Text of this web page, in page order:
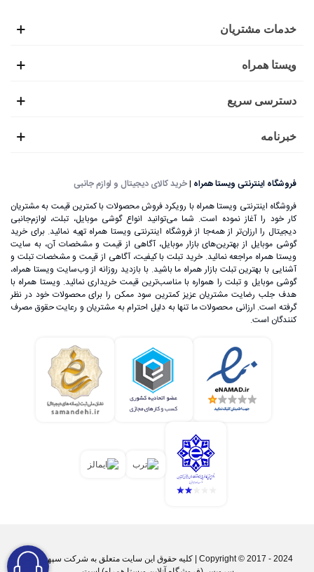
خدمات مشتریان
ویستا همراه
دسترسی سریع
خبرنامه
فروشگاه اینترنتی ویستا همراه |خرید کالای دیجیتال و لوازم جانبی
فروشگاه اینترنتی ویستا همراه با رویکرد فروش محصولات با کمترین قیمت به مشتریان
کار خود را آغاز نموده است. شما می‌توانید انواع گوشی موبایل، تبلت، لوازم‌جانبی
دیجیتال را ارزان‌تر از همه‌جا از فروشگاه اینترنتی ویستا همراه تهیه نمائید. برای خرید
گوشی موبایل از بهترین‌های بازار موبایل، آگاهی از قیمت و مشخصات آن، به ‌سایت
ویستا همراه مراجعه نمائید. خرید تبلت با کیفیت، آگاهی از قیمت و مشخصات تبلت و
آشنایی با بهترین تبلت بازار همراه ما باشید. با بازدید روزانه از وب‌سایت ویستا همراه،
گوشی موبایل و تبلت را همواره با مناسب‌ترین قیمت خریداری نمائید. ویستا همراه با
هدف جلب رضایت مشتریان عزیز کمترین سود ممکن را برای محصولات خود در نظر
گرفته است. ارزانی محصولات ما تنها به دلیل احترام به مشتریان و رعایت حقوق مصرف
کنندگان است.
Copyright © 2017 - 2024 | کليه حقوق اين سايت متعلق به شرکت سپهر پارس